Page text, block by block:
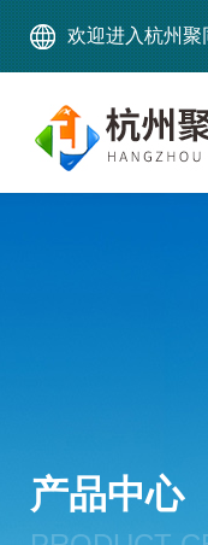
欢迎进入杭州聚
产品中心